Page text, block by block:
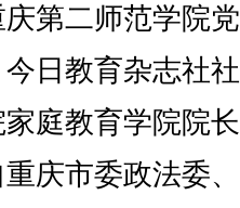
二师范学院党
日教育杂志社
庭教育学院院
庆市委政法委